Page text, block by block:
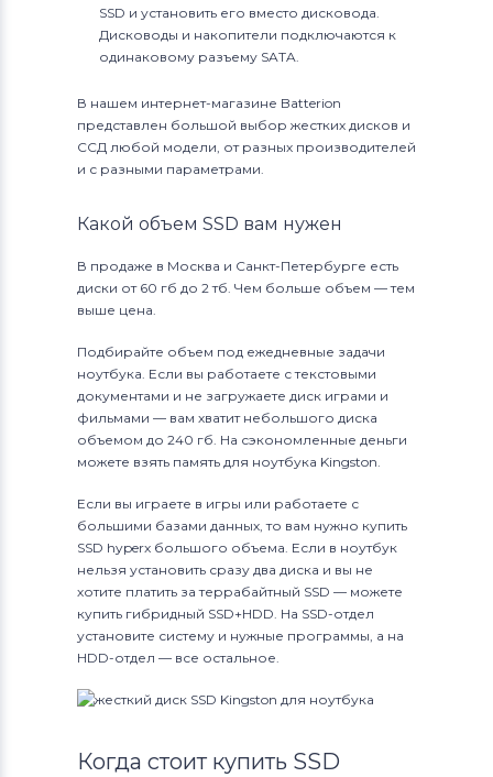
SSD и установить его вместо дисковода.
Дисководы и накопители подключаются к
одинаковому разъему SATA.
В нашем интернет-магазине Batterion
представлен большой выбор жестких дисков и
ССД любой модели, от разных производителей
и с разными параметрами.
Какой объем SSD вам нужен
В продаже в Москва и Санкт-Петербурге есть
диски от 60 гб до 2 тб. Чем больше объем — тем
выше цена.
Подбирайте объем под ежедневные задачи
ноутбука. Если вы работаете с текстовыми
документами и не загружаете диск играми и
фильмами — вам хватит небольшого диска
объемом до 240 гб. На сэкономленные деньги
можете взять память для ноутбука Kingston.
Если вы играете в игры или работаете с
большими базами данных, то вам нужно купить
SSD hyperx большого объема. Если в ноутбук
нельзя установить сразу два диска и вы не
хотите платить за террабайтный SSD — можете
купить гибридный SSD+HDD. На SSD-отдел
установите систему и нужные программы, а на
HDD-отдел — все остальное.
Когда стоит купить SSD